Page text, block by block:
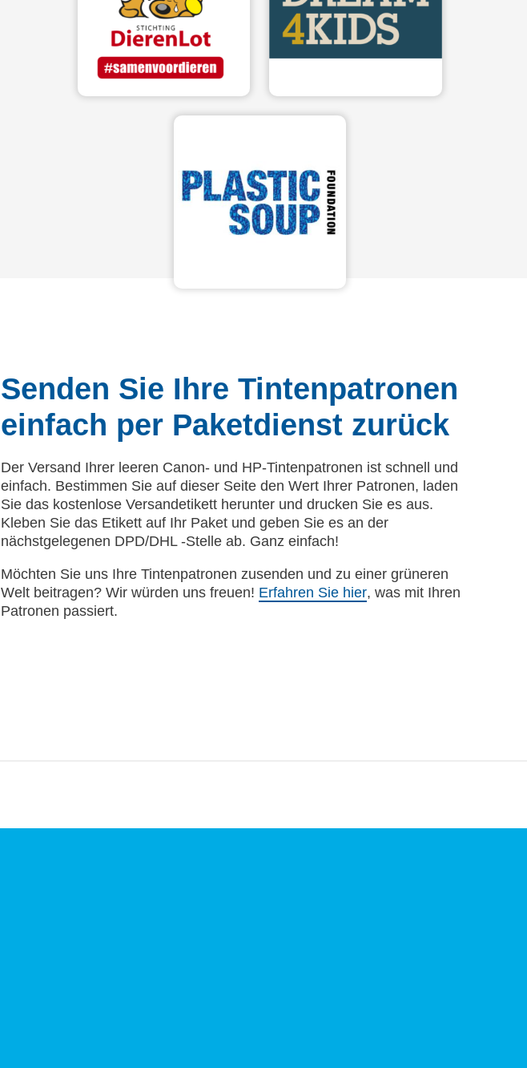
Senden Sie Ihre Tintenpatronen
einfach per Paketdienst zurück
Der Versand Ihrer leeren Canon- und HP-Tintenpatronen ist schnell und
einfach. Bestimmen Sie auf dieser Seite den Wert Ihrer Patronen, laden
Sie das kostenlose Versandetikett herunter und drucken Sie es aus.
Kleben Sie das Etikett auf Ihr Paket und geben Sie es an der
nächstgelegenen DPD/DHL -Stelle ab. Ganz einfach!
Möchten Sie uns Ihre Tintenpatronen zusenden und zu einer grüneren
Welt beitragen? Wir würden uns freuen! Erfahren Sie hier, was mit Ihren
Patronen passiert.